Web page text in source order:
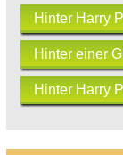
Hinter Harry
Hinter einer
Hinter Harry